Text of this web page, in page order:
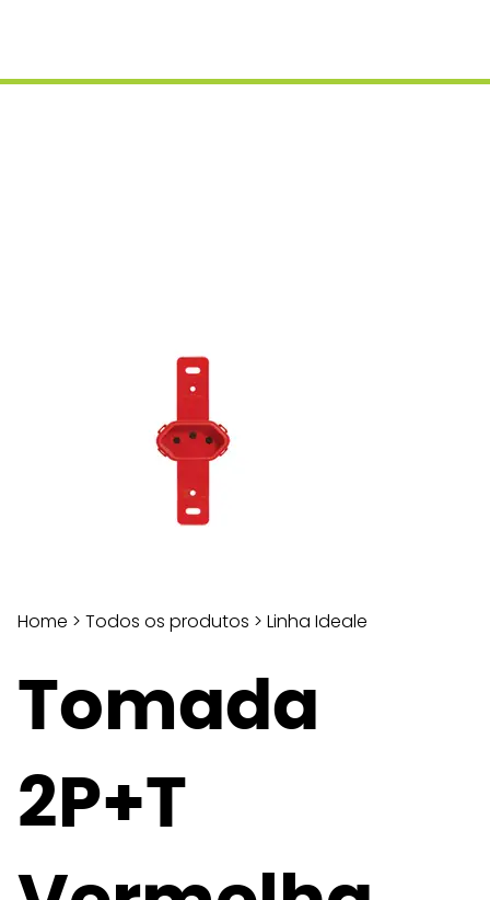
Home > Todos os produtos > Linha Ideale
Tomada
2P+T